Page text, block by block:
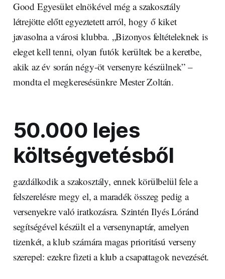
Good Egyesület elnökével még a szakosztály
létrejötte előtt egyeztetett arról, hogy ő kiket
javasolna a városi klubba. „Bizonyos feltételeknek is
eleget kell tenni, olyan futók kerültek be a keretbe,
akik az év során négy-öt versenyre készülnek” –
mondta el megkeresésünkre Mester Zoltán.
50.000 lejes
költségvetésből
gazdálkodik a szakosztály, ennek körülbelül fele a
felszerelésre megy el, a maradék összeg pedig a
versenyekre való iratkozásra. Szintén Ilyés Lóránd
segítségével készült el a versenynaptár, amelyen
tizenkét, a klub számára magas prioritású verseny
szerepel: ezekre fizeti a klub a csapattagok nevezését.